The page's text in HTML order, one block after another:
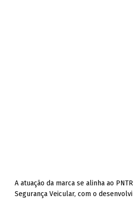
A atuação da marca se alinha ao
Segurança Veicular, com o